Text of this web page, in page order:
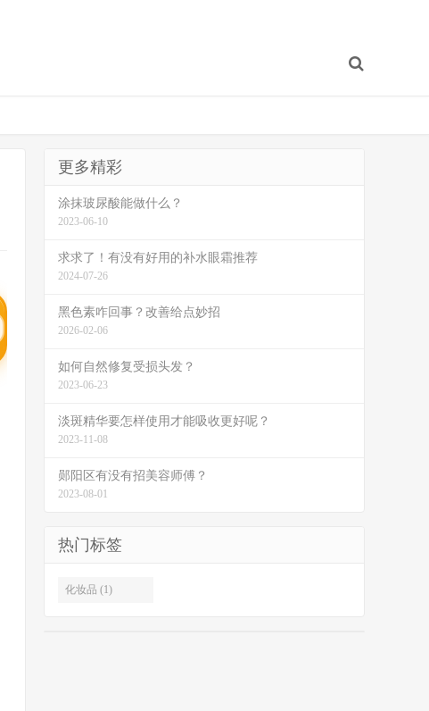
更多精彩
涂抹玻尿酸能做什么？
2023-06-10
求求了！有没有好用的补水眼霜推荐
2024-07-26
黑色素咋回事？改善给点妙招
2026-02-06
如何自然修复受损头发？
2023-06-23
淡斑精华要怎样使用才能吸收更好呢？
2023-11-08
郧阳区有没有招美容师傅？
2023-08-01
热门标签
化妆品 (1)